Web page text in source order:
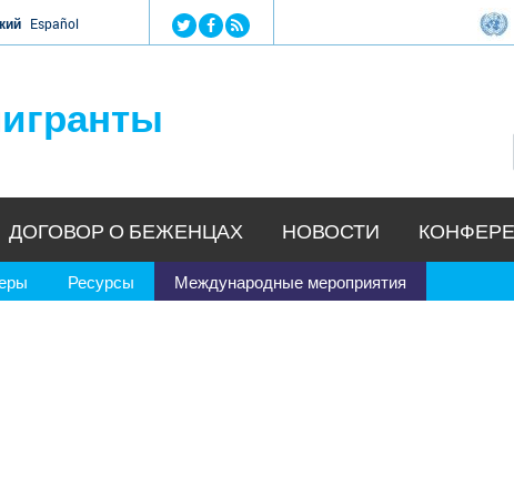
Jump to navigation
Español
Ресурсы Международные мероприятия
ДОГОВОР О БЕЖЕНЦАХ НОВОСТИ